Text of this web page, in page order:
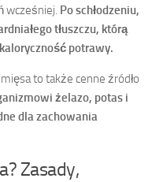
wcześniej. Po schłodzeniu,
tłuszczu, którą
potrawy.
to także cenne źródło
żelazo, potas i
dla zachowania
Zasady,